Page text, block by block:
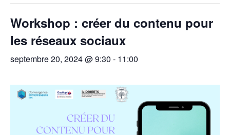
Workshop : créer du contenu pour
les réseaux sociaux
septembre 20, 2024 @ 9:30 - 11:00